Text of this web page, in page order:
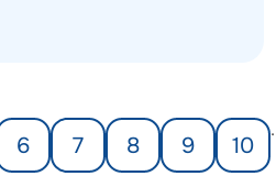
6 7 8 9 10